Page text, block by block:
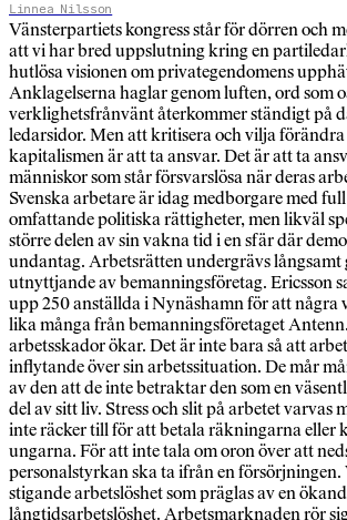
Linnea Nilsson
Vänsterpartiets kongress står för dörren och
att vi har bred uppslutning kring en
hutlösa visionen om privategendomens
Anklagelserna haglar genom luften, ord som
verklighetsfrånvänt återkommer ständigt på
ledarsidor. Men att kritisera och vilja
kapitalismen är att ta ansvar. Det är att ta
människor som står försvarslösa när deras
Svenska arbetare är idag medborgare med
omfattande politiska rättigheter, men likväl
större delen av sin vakna tid i en sfär där
undantag. Arbetsrätten undergrävs långsamt
utnyttjande av bemanningsföretag. Ericsson
upp 250 anställda i Nynäshamn för att några
lika många från bemanningsföretaget
arbetsskador ökar. Det är inte bara så att
inflytande över sin arbetssituation. De mår
av den att de inte betraktar den som en
del av sitt liv. Stress och slit på arbetet varvas
inte räcker till för att betala räkningarna eller
ungarna. För att inte tala om oron över att
personalstyrkan ska ta ifrån en
stigande arbetslöshet som präglas av en
långtidsarbetslöshet. Arbetsmarknaden rör